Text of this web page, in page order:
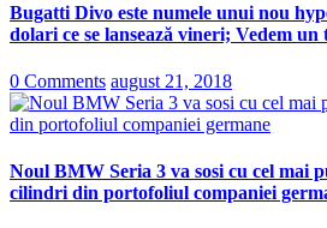
Bugatti Divo este numele unui nou
dolari ce se lansează vineri; Vedem un
0 Comments august 21, 2018
Noul BMW Seria 3 va sosi cu cel mai
cilindri din portofoliul companiei